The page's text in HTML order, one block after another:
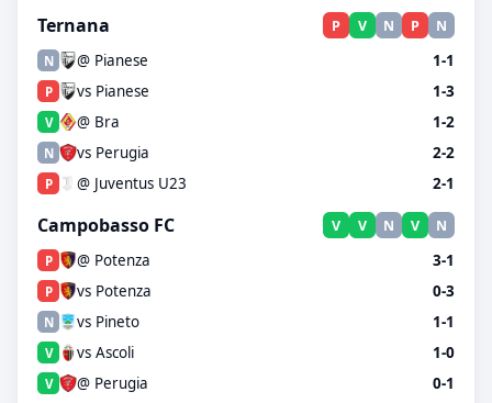
Ternana
P V N P N
N @ Pianese 1-1
P vs Pianese 1-3
V @ Bra 1-2
N vs Perugia 2-2
P @ Juventus U23 2-1
Campobasso FC V V N V N
P @ Potenza 3-1
P vs Potenza 0-3
N vs Pineto 1-1
V vs Ascoli 1-0
V @ Perugia 0-1